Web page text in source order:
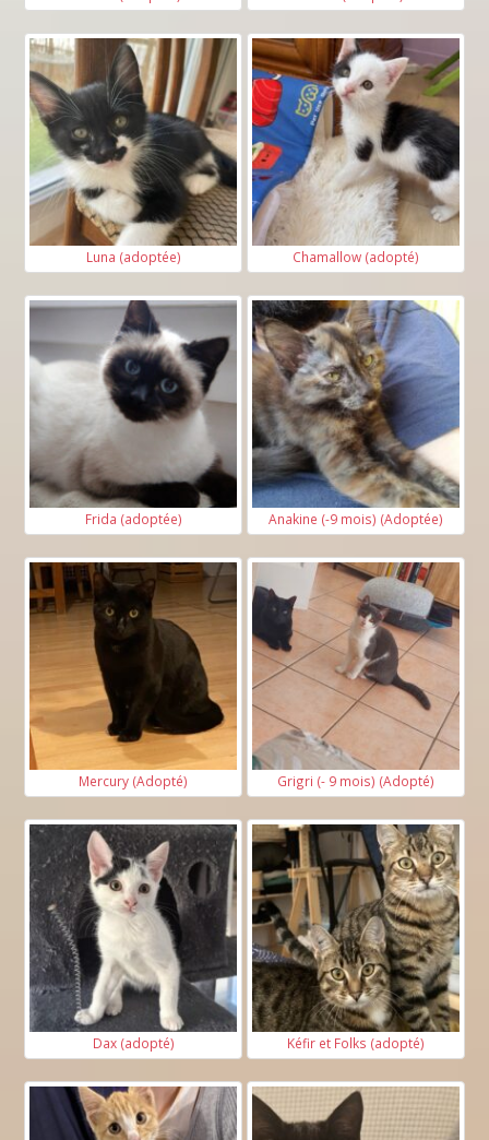
Luna (adoptée) Chamallow (adopté)
Frida (adoptée) Anakine (-9 mois) (Adoptée)
Mercury (Adopté) Grigri (- 9 mois) (Adopté)
Dax (adopté) Kéfir et Folks (adopté)